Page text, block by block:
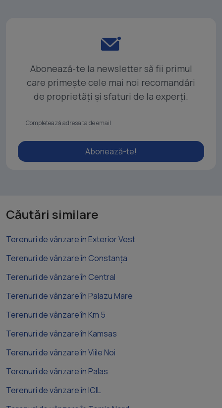
Abonează-te la newsletter să fii primul
care primește cele mai noi recomandări
de proprietăți și sfaturi de la experți.
Abonează-te!
Căutări similare
Terenuri de vânzare în Exterior Vest
Terenuri de vânzare în Constanța
Terenuri de vânzare în Central
Terenuri de vânzare în Palazu Mare
Terenuri de vânzare în Km 5
Terenuri de vânzare în Kamsas
Terenuri de vânzare în Viile Noi
Terenuri de vânzare în Palas
Terenuri de vânzare în ICIL